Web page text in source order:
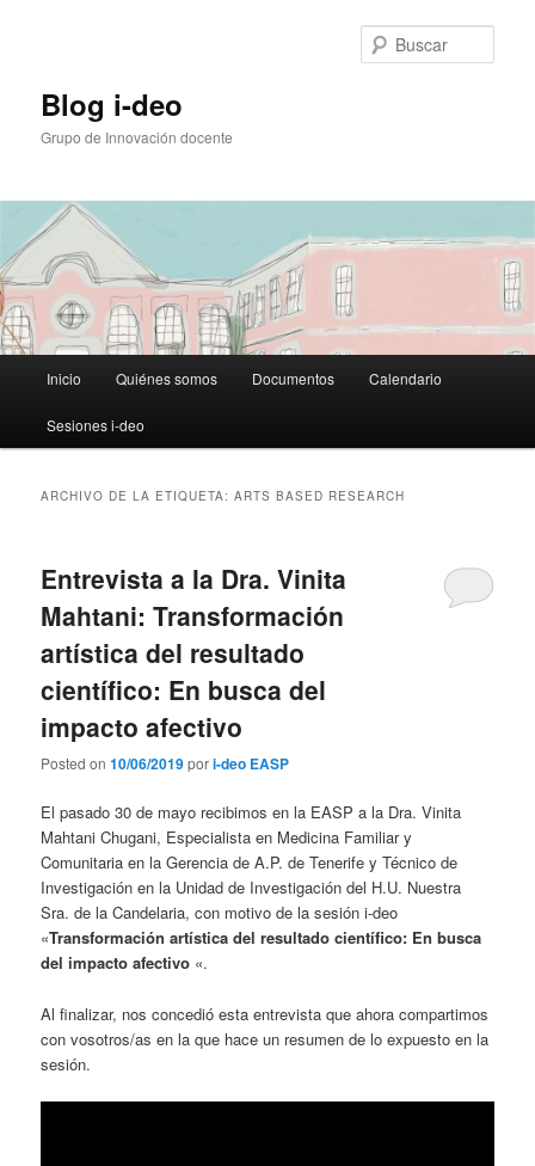
Blog i-deo
Grupo de Innovación docente
principal
Inicio Quiénes somos Documentos Calendario
Sesiones i-deo
ARCHIVO DE LA ETIQUETA:ARTS BASED RESEARCH
Entrevista a la Dra. Vinita
Mahtani: Transformación
artística del resultado
científico: En busca del
impacto afectivo
Posted on10/06/2019pori-deo EASP
El pasado 30 de mayo recibimos en la EASP a la Dra. Vinita
Mahtani Chugani, Especialista en Medicina Familiar y
Comunitaria en la Gerencia de A.P. de Tenerife y Técnico de
Investigación en la Unidad de Investigación del H.U. Nuestra
Sra. de la Candelaria, con motivo de la sesión i-deo
«Transformación artística del resultado científico: En busca
del impacto afectivo «.
Al finalizar, nos concedió esta entrevista que ahora compartimos
con vosotros/as en la que hace un resumen de lo expuesto en la
sesión.